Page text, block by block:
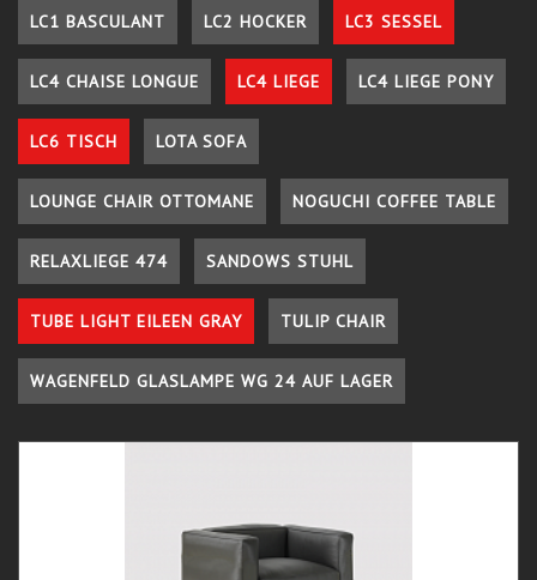
LC1 BASCULANT LC2 HOCKER LC3 SESSEL
LC4 CHAISE LONGUE LC4 LIEGE LC4 LIEGE PONY
LC6 TISCH LOTA SOFA
LOUNGE CHAIR OTTOMANE NOGUCHI COFFEE TABLE
RELAXLIEGE 474 SANDOWS STUHL
TUBE LIGHT EILEEN GRAY TULIP CHAIR
WAGENFELD GLASLAMPE WG 24 AUF LAGER